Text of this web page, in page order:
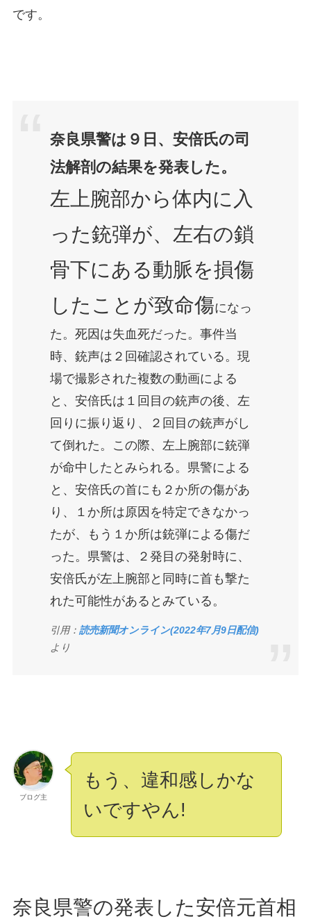
です。
奈良県警は９日、安倍氏の司
法解剖の結果を発表した。
左上腕部から体内に入
った銃弾が、左右の鎖
骨下にある動脈を損傷
したことが致命傷になっ
た。死因は失血死だった。事件当
時、銃声は２回確認されている。現
場で撮影された複数の動画による
と、安倍氏は１回目の銃声の後、左
回りに振り返り、２回目の銃声がし
て倒れた。この際、左上腕部に銃弾
が命中したとみられる。県警による
と、安倍氏の首にも２か所の傷があ
り、１か所は原因を特定できなかっ
たが、もう１か所は銃弾による傷だ
った。県警は、２発目の発射時に、
安倍氏が左上腕部と同時に首も撃た
れた可能性があるとみている。
引用： 読売新聞オンライン(2022年7月9日配信)
より
ブログ主
もう、違和感しかな
いですやん!
奈良県警の発表した安倍元首相